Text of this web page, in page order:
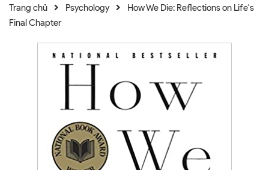
Trang chủ Psychology
How We Die: Reflections on Life's
Final Chapter